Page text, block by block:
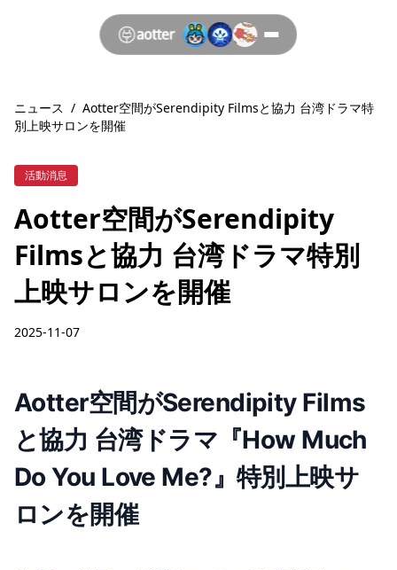
ニュース / Aotter空間がSerendipity Filmsと協力 台湾ドラマ特
別上映サロンを開催
活動消息
Aotter空間がSerendipity
Filmsと協力 台湾ドラマ特別
上映サロンを開催
2025-11-07
Aotter空間がSerendipity Films
と協力 台湾ドラマ『How Much
Do You Love Me?』特別上映サ
ロンを開催